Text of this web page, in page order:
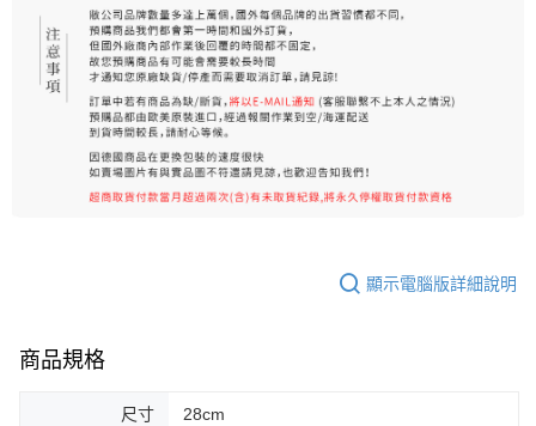
每筆NT$100，滿NT$999(含以上)免運費
離島宅配（澎湖、金門、馬祖、小琉球）
每筆NT$250，滿NT$3,000(含以上)免運費
付款後門市自取
顯示電腦版詳細說明
商品規格
尺寸 28cm